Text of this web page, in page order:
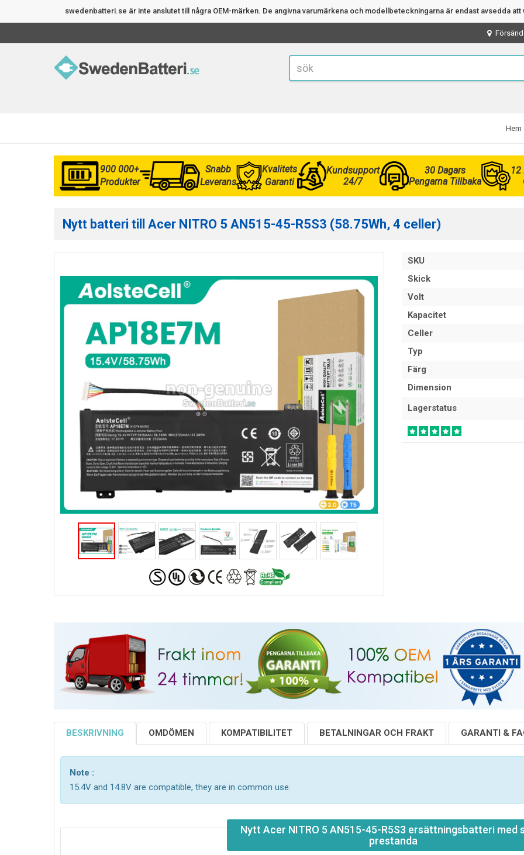
swedenbatteri.se är inte anslutet till några OEM-märken. De angivna varumärkena och modellbeteckningarna är endast avsedda
Hem
900 000+
Produkter
Snabb
Leverans
Kvalitets
Garanti
Kundsupport
24/7
30 Dagars
Pengarna Tillbaka
12
Nytt batteri till Acer NITRO 5 AN515-45-R5S3 (58.75Wh, 4 celler)
SKU
Skick
Volt
Kapacitet
Celler
Typ
Färg
Dimension
Lagerstatus
BESKRIVNING OMDÖMEN KOMPATIBILITET BETALNINGAR OCH FRAKT GARANTI &
Note :
15.4V and 14.8V are compatible, they are in common use.
Nytt Acer NITRO 5 AN515-45-R5S3 ersättningsbatteri med
prestanda